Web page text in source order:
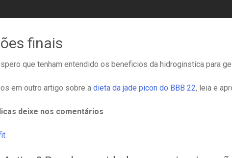
finais
que tenham entendido os beneficios da hidroginstica para
em outro artigo sobre a dieta da jade picon do BBB 22, leia e
deixe nos comentários